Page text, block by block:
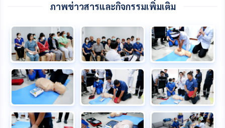
ภาพข่าวสารและกิจกรรมเพิ่มเติม